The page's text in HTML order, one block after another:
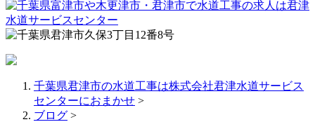
千葉県君津市の水道工事は株式会社君津水道サービス
センターにおまかせ >
ブログ >